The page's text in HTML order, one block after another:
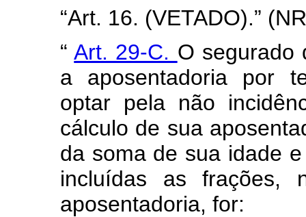
“Art. 16. (VETADO).”
“Art. 29-C. O segurado
a aposentadoria por
optar pela não
cálculo de sua
da soma de sua idade
incluídas as frações,
aposentadoria, for: